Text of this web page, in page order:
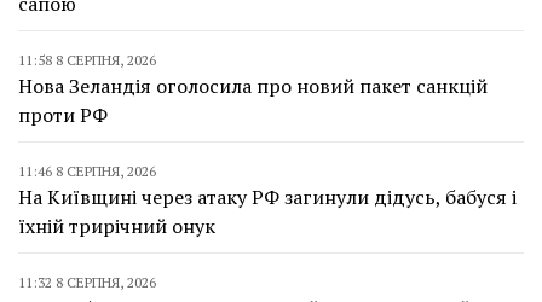
11:58 8 СЕРПНЯ, 2026
Нова Зеландія оголосила про новий пакет санкцій
проти РФ
11:46 8 СЕРПНЯ, 2026
На Київщині через атаку РФ загинули дідусь, бабуся і
їхній трирічний онук
11:32 8 СЕРПНЯ, 2026